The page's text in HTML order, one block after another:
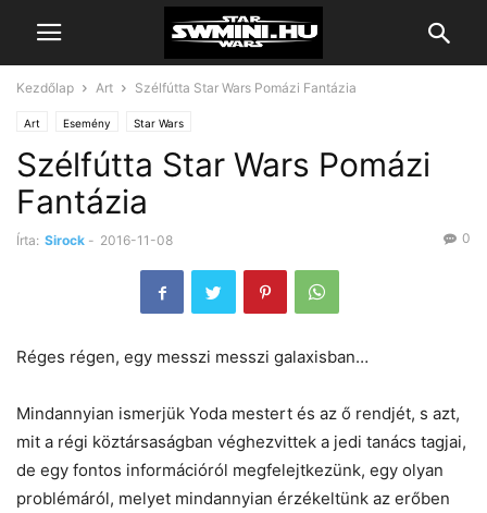
Kezdőlap Art Szélfútta Star Wars Pomázi Fantázia
Art Esemény Star Wars
Szélfútta Star Wars Pomázi
Fantázia
Írta: Sirock - 2016-11-08 0
Réges régen, egy messzi messzi galaxisban…
Mindannyian ismerjük Yoda mestert és az ő rendjét, s azt,
mit a régi köztársaságban véghezvittek a jedi tanács tagjai,
de egy fontos információról megfelejtkezünk, egy olyan
problémáról, melyet mindannyian érzékeltünk az erőben